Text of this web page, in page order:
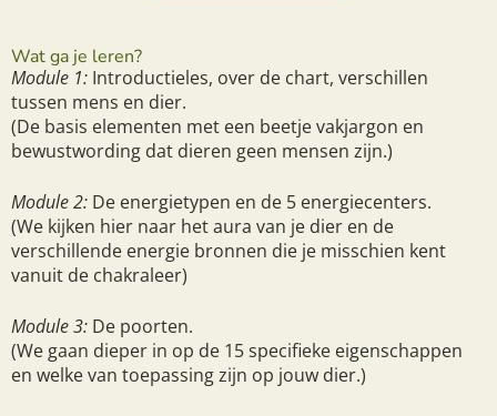
Wat ga je leren?
Module 1: Introductieles, over de chart, verschillen
tussen mens en dier.
(De basis elementen met een beetje vakjargon en
bewustwording dat dieren geen mensen zijn.)
Module 2: De energietypen en de 5 energiecenters.
(We kijken hier naar het aura van je dier en de
verschillende energie bronnen die je misschien kent
vanuit de chakraleer)
Module 3: De poorten.
(We gaan dieper in op de 15 specifieke eigenschappen
en welke van toepassing zijn op jouw dier.)